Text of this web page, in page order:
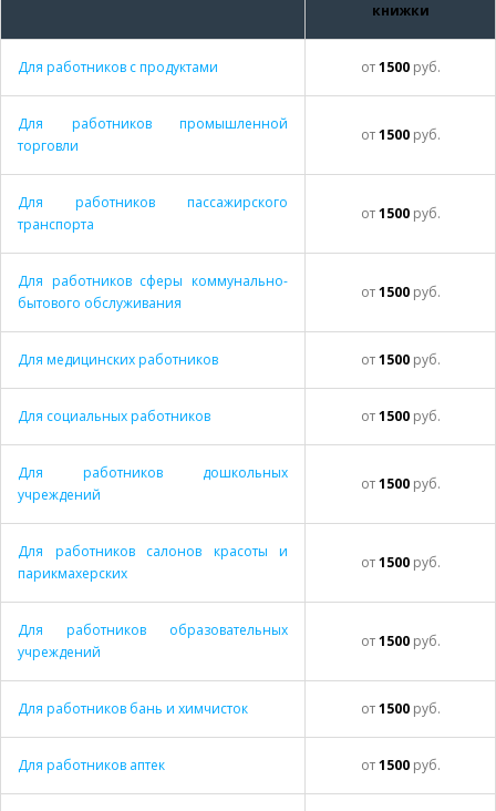
книжки
Для работников с продуктами от1500руб.
Для работников промышленной
торговли
от1500руб.
Для работников пассажирского
транспорта
от1500руб.
Для работников сферы коммунально-
бытового обслуживания
от1500руб.
Для медицинских работников от1500руб.
Для социальных работников от1500руб.
Для работников дошкольных
учреждений
от1500руб.
Для работников салонов красоты и
парикмахерских
от1500руб.
Для работников образовательных
учреждений
от1500руб.
Для работников бань и химчисток от1500руб.
Для работников аптек от1500руб.